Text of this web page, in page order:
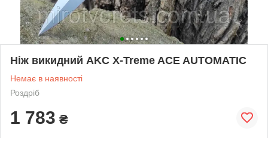
Ніж викидний AKC X-Treme ACE AUTOMATIC
Немає в наявності
Роздріб
1 783 ₴